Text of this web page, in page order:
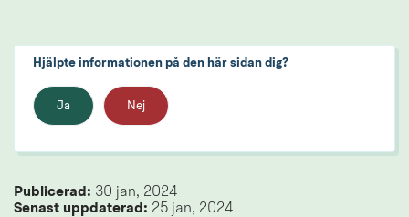
Hjälpte informationen på den här sidan dig?
Ja Nej
Publicerad: 30 jan, 2024
Senast uppdaterad: 25 jan, 2024